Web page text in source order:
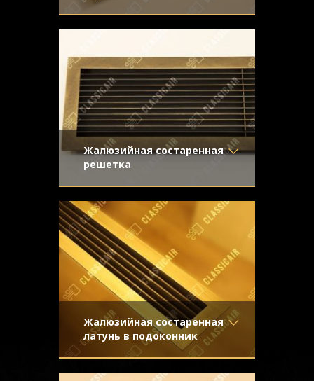
Материал- Латунь
Отделка- Шлифованная
Узор-
Конструкция- Жалюзи
подоконниками
Жалюзийная состаренная
решетка
Материал- Латунь
Отделка- Старение с
эффектом затёртости
Узор-
Конструкция- Жалюзи
латуни для применения в системе
принудительной вентиляции и
кондиционирования
Жалюзийная состаренная
латунь в подоконник
Материал- Латунь
Отделка- Декорирование